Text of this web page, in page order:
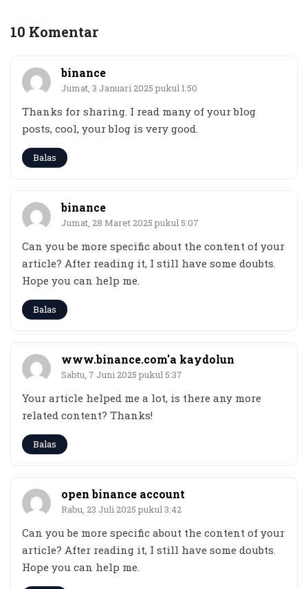
10 Komentar
binance
Jumat, 3 Januari 2025 pukul 1:50
Thanks for sharing. I read many of your blog
posts, cool, your blog is very good.
Balas
binance
Jumat, 28 Maret 2025 pukul 5:07
Can you be more specific about the content of your
article? After reading it, I still have some doubts.
Hope you can help me.
Balas
www.binance.com'a kaydolun
Sabtu, 7 Juni 2025 pukul 5:37
Your article helped me a lot, is there any more
related content? Thanks!
Balas
open binance account
Rabu, 23 Juli 2025 pukul 3:42
Can you be more specific about the content of your
article? After reading it, I still have some doubts.
Hope you can help me.